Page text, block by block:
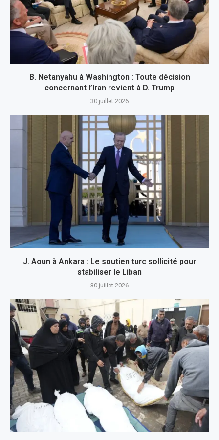
B. Netanyahu à Washington : Toute décision
concernant l’Iran revient à D. Trump
30 juillet 2026
J. Aoun à Ankara : Le soutien turc sollicité pour
stabiliser le Liban
30 juillet 2026